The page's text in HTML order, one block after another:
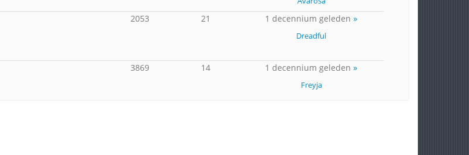
2053 21 1 decennium geleden»
Dreadful
3869 14 1 decennium geleden»
Freyja